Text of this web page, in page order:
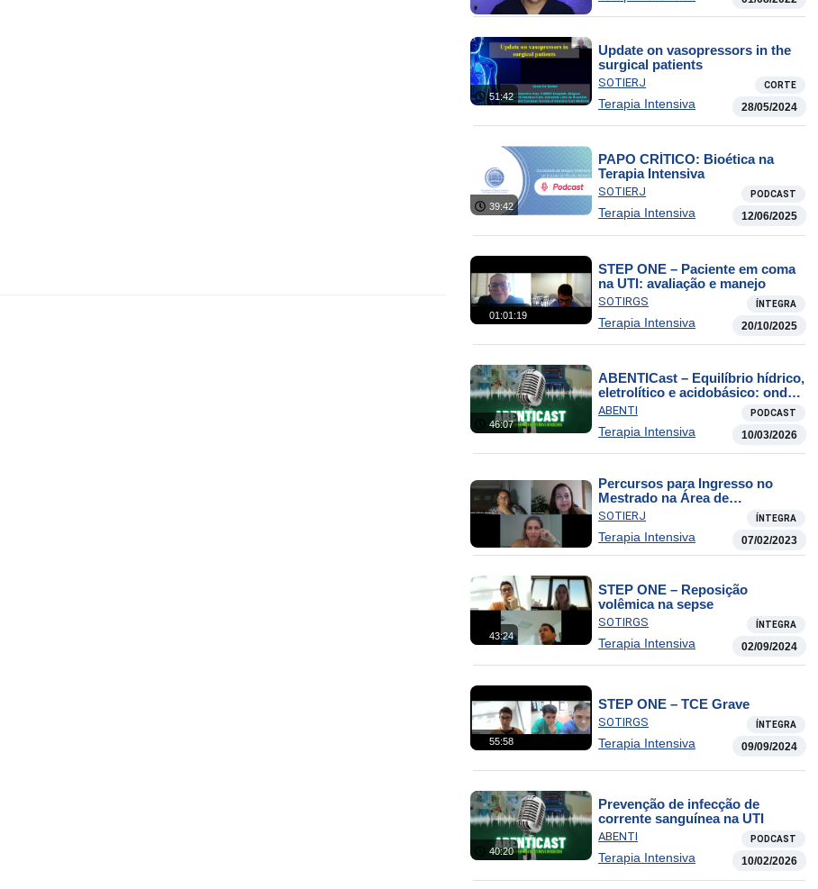
51:42
Update on vasopressors in the
surgical patients
SOTIERJ CORTE
Terapia Intensiva 28/05/2024
39:42
PAPO CRÍTICO: Bioética na
Terapia Intensiva
SOTIERJ PODCAST
Terapia Intensiva 12/06/2025
01:01:19
STEP ONE – Paciente em coma
na UTI: avaliação e manejo
SOTIRGS ÍNTEGRA
Terapia Intensiva 20/10/2025
46:07
ABENTICast – Equilíbrio hídrico,
eletrolítico e acidobásico: onde a
enfermagem faz a diferença
ABENTI PODCAST
Terapia Intensiva 10/03/2026
Percursos para Ingresso no
Mestrado na Área de
Enfermagem Crítica
SOTIERJ ÍNTEGRA
Terapia Intensiva 07/02/2023
43:24
STEP ONE – Reposição
volêmica na sepse
SOTIRGS ÍNTEGRA
Terapia Intensiva 02/09/2024
55:58
STEP ONE – TCE Grave
SOTIRGS ÍNTEGRA
Terapia Intensiva 09/09/2024
40:20
Prevenção de infecção de
corrente sanguínea na UTI
ABENTI PODCAST
Terapia Intensiva 10/02/2026